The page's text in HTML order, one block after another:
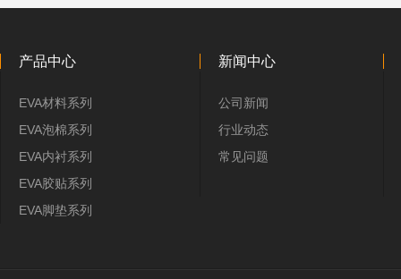
产品中心
EVA材料系列
EVA泡棉系列
EVA内衬系列
EVA胶贴系列
EVA脚垫系列
新闻中心
公司新闻
行业动态
常见问题